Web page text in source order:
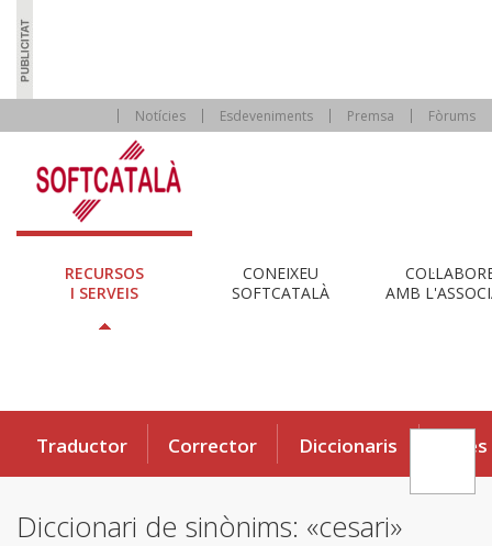
Notícies Esdeveniments Premsa Fòrums
RECURSOS
I SERVEIS
CONEIXEU
SOFTCATALÀ
AMB
Traductor Corrector Diccionaris Eines
Diccionari de sinònims: «cesari»